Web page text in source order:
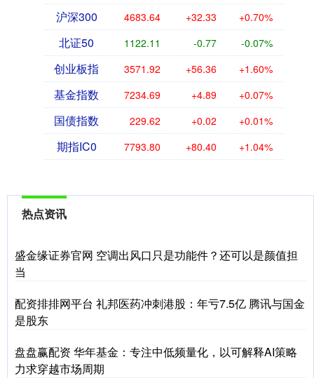
沪深300 4683.64 +32.33 +0.70%
北证50 1122.11 -0.77 -0.07%
创业板指 3571.92 +56.36 +1.60%
基金指数 7234.69 +4.89 +0.07%
国债指数 229.62 +0.02 +0.01%
期指IC0 7793.80 +80.40 +1.04%
热点资讯
盛金缘证券官网 空调出风口只是功能件？还可以是颜值担
当
配资排排网平台 礼邦医药冲刺港股：年亏7.5亿 腾讯与国金
是股东
盘盘赢配资 华年基金：专注中低频量化，以可解释AI策略
力求穿越市场周期